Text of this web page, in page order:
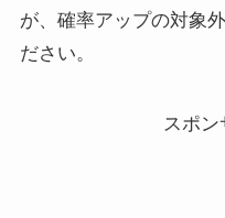
が、確率アップの対象
ださい。
スポン